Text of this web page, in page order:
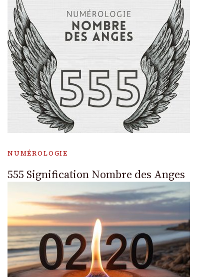
NUMÉROLOGIE
555 Signification Nombre des Anges